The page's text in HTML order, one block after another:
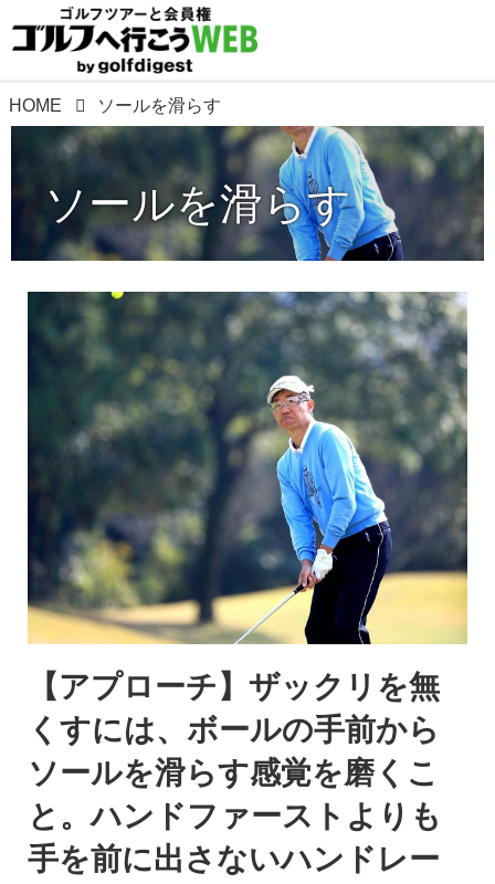
HOME ソールを滑らす
ソールを滑らす
【アプローチ】ザックリを無
くすには、ボールの手前から
ソールを滑らす感覚を磨くこ
と。ハンドファーストよりも
手を前に出さないハンドレー